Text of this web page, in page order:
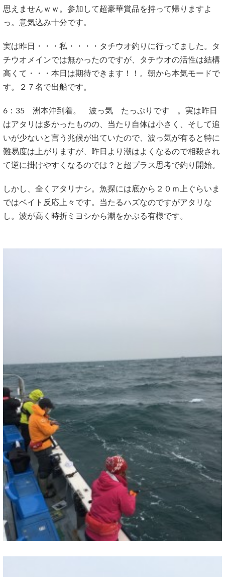
思えませんｗｗ。参加して超豪華賞品を持って帰りますよ
っ。意気込み十分です。
実は昨日・・・私・・・・タチウオ釣りに行ってました。タ
チウオメインでは無かったのですが、タチウオの活性は結構
高くて・・・本日は期待できます！！。朝から本気モードで
す。２７名で出船です。
6：35 洲本沖到着。 波っ気 たっぷりです 。実は昨日
はアタリは多かったものの、当たり自体は小さく、そして追
いが少ないと言う兆候が出ていたので、波っ気が有ると特に
難易度は上がりますが、昨日より潮はよくなるので相殺され
て逆に掛けやすくなるのでは？と超プラス思考で釣り開始。
しかし、全くアタリナシ。魚探には底から２０ｍ上ぐらいま
ではベイト反応上々です。当たるハズなのですがアタリな
し。波が高く時折ミヨシから潮をかぶる有様です。